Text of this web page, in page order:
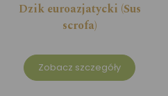
Dzik euroazjatycki (Sus
scrofa)
Zobacz szczegóły